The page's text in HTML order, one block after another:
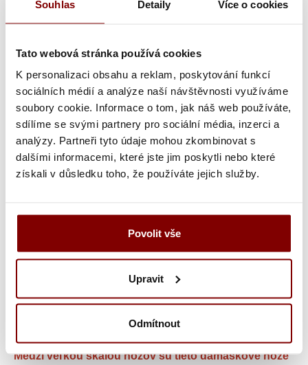
Souhlas Detaily Více o cookies
Tato webová stránka používá cookies
K personalizaci obsahu a reklam, poskytování funkcí
sociálních médií a analýze naší návštěvnosti využíváme
soubory cookie. Informace o tom, jak náš web používáte,
sdílíme se svými partnery pro sociální média, inzerci a
analýzy. Partneři tyto údaje mohou zkombinovat s
dalšími informacemi, které jste jim poskytli nebo které
získali v důsledku toho, že používáte jejich služby.
Povolit vše
Upravit
Odmítnout
nôž umývajte v ruke bez použitia umývačky
ostrie
Damascénskej (Damašková oceľ)
Damašková oceľ sa vyrába opakovaným skováním,
prekladaním a znovu skováním niekoľkých pásikov ocele
o rozdielnych vlastnostiach, takto vzniká charakteristický
vlastností (mäkšie a ohybnejšie oceľ je spájaná s tvrdšie
a krehkejšie ocelí) dlhodobo ostrá a odolná. Vo výsledku
je kombináciou toho najlepšieho z oboch ocelí.
Jadro tohto Damaškové ocele tvorí jedna z najlepšie
hodnotených ocelíVG-10. Vysoko abrazívne odolná
lepšie koróznu odolnosť a zvýraznenou životnosť ostria.
Medzi veľkou škálou nožov sú tieto damaškové nože